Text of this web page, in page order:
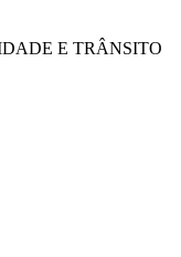
E TRÂNSITO